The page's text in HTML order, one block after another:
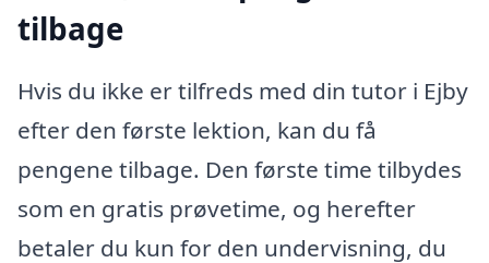
tilbage
Hvis du ikke er tilfreds med din tutor i Ejby
efter den første lektion, kan du få
pengene tilbage. Den første time tilbydes
som en gratis prøvetime, og herefter
betaler du kun for den undervisning, du